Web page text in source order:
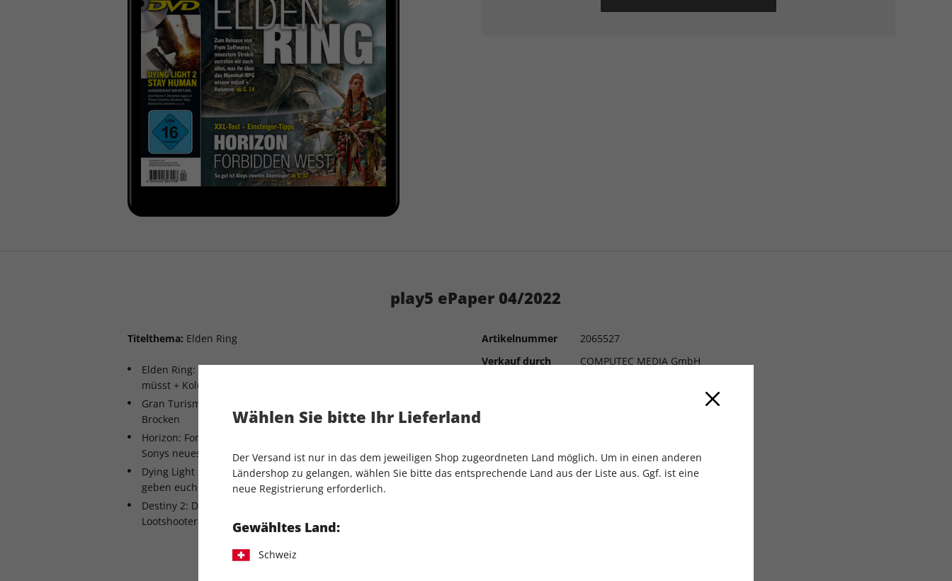
play5 ePaper 04/2022
Titelthema: Elden Ring
Elden Ring: Alles was ihr zum Start des Mammut-RPGs wissen
müsst + Kolumne zum Schwierigkeitsgrad
Gran Turismo 7: Das erwartet euch in Sonys neuem Rennspiel-
Brocken
Horizon: Forbidden West - XXL-Test und Einsteiger-Tipps zu
Sonys neuestem Meisterwerk
Dying Light 2: Stay Human - wir testen das Zombie-Spektakel und
geben euch handliche Tipps mit!
Destiny 2: Die Hexenkönigin - das müsst ihr zum Release des
Lootshooter-Add-ons wissen!
Artikelnummer
2065527
Verkauf durch
COMPUTEC MEDIA GmbH
Wählen Sie bitte Ihr Lieferland
Der Versand ist nur in das dem jeweiligen Shop zugeordneten Land möglich. Um in einen anderen
Ländershop zu gelangen, wählen Sie bitte das entsprechende Land aus der Liste aus. Ggf. ist eine
neue Registrierung erforderlich.
Gewähltes Land:
Schweiz